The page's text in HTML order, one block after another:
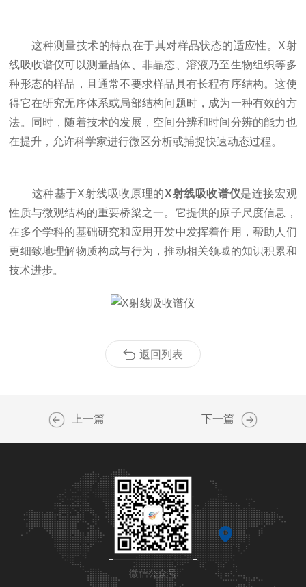
这种测量技术的特点在于其对样品状态的适应性。X射
线吸收谱仪可以测量晶体、非晶态、溶液乃至生物组织等多
种形态的样品，且通常不要求样品具有长程有序结构。这使
得它在研究无序体系或局部结构问题时，成为一种有效的方
法。同时，随着技术的发展，空间分辨和时间分辨的能力也
在提升，允许科学家进行微区分析或捕捉快速动态过程。
这种基于X射线吸收原理的X射线吸收谱仪是连接宏观
性质与微观结构的重要桥梁之一。它提供的原子尺度信息，
在多个学科的基础研究和应用开发中发挥着作用，帮助人们
更细致地理解物质构成与行为，推动相关领域的知识积累和
技术进步。
返回列表
上一篇 下一篇
微信公众号